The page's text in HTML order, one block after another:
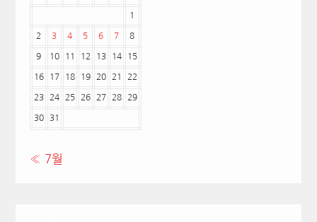
1
2 3 4 5 6 7 8
9 10 11 12 13 14 15
16 17 18 19 20 21 22
23 24 25 26 27 28 29
30 31
« 7월